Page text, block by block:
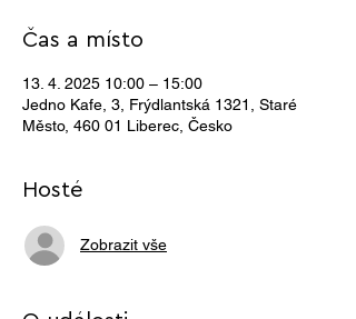
Čas a místo
13. 4. 2025 10:00 – 15:00
Jedno Kafe, 3, Frýdlantská 1321, Staré
Město, 460 01 Liberec, Česko
Hosté
Zobrazit vše